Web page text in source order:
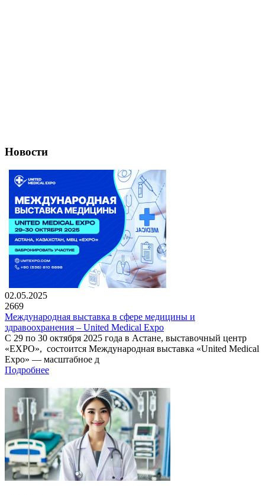
Новости
02.05.2025
2669
Международная выставка в сфере медицины и
здравоохранения – United Medical Expo
С 29 по 30 октября 2025 года в Астане, выставочный центр
«EXPO», состоится Международная выставка «United Medical
Expo» — масштабное д
Подробнее